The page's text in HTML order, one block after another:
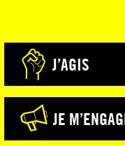
J’AGIS
JE